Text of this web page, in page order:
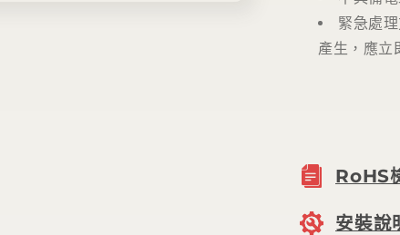
緊急處
產生，應立
RoHS
安裝說